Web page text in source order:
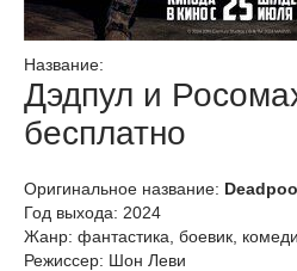
Название:
Дэдпул и
бесплатно
Оригинальное название:
Год выхода: 2024
Жанр: фантастика, боевик,
Режиссер: Шон Леви